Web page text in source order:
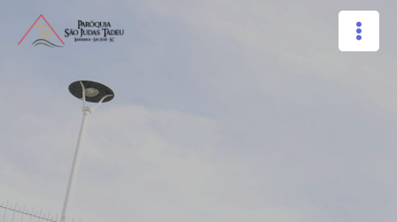
para
Main
Menu